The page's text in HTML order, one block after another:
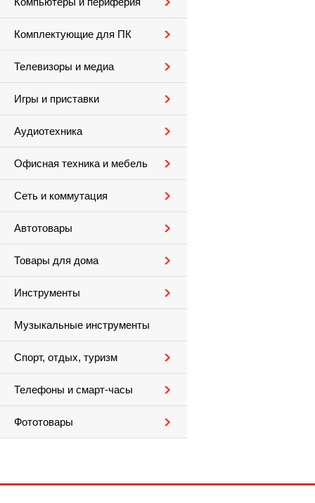
Комплектующие для ПК
Телевизоры и медиа
Игры и приставки
Аудиотехника
Офисная техника и мебель
Сеть и коммутация
Автотовары
Товары для дома
Инструменты
Музыкальные инструменты
Спорт, отдых, туризм
Телефоны и смарт-часы
Фототовары